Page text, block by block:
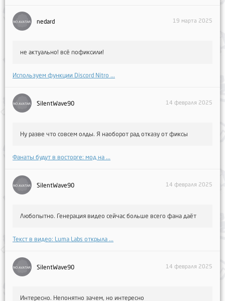
nedard 19 марта 2025
не актуально! всё пофиксили!
Используем функции Discord Nitro ...
SilentWave90 14 февраля 2025
Ну разве что совсем олды. Я наоборот рад отказу от фиксы
Фанаты будут в восторге: мод на ...
SilentWave90 14 февраля 2025
Любопытно. Генерация видео сейчас больше всего фана даёт
Текст в видео: Luma Labs открыла ...
SilentWave90 14 февраля 2025
Интересно. Непонятно зачем, но интересно